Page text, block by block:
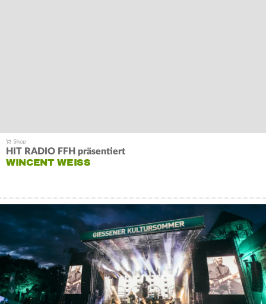
HIT RADIO FFH präsentiert
WINCENT WEISS